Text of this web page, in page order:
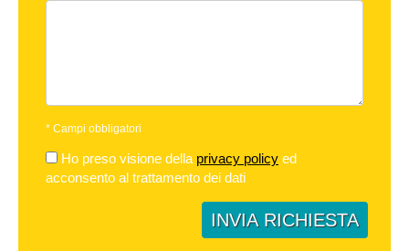
* Campi obbligatori
Ho preso visione della privacy policy ed
acconsento al trattamento dei dati
INVIA RICHIESTA